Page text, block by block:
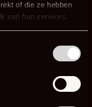
of die ze hebben
van hun services.